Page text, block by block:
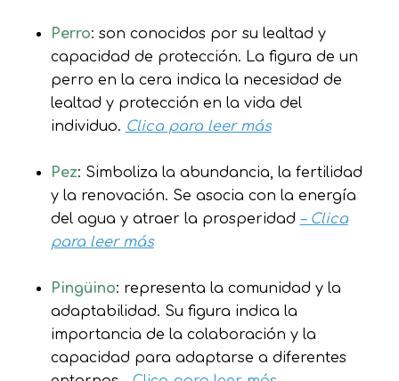
Perro: son conocidos por su lealtad y
capacidad de protección. La figura de un
perro en la cera indica la necesidad de
lealtad y protección en la vida del
individuo. Clica para leer más
Pez: Simboliza la abundancia, la fertilidad
y la renovación. Se asocia con la energía
del agua y atraer la prosperidad – Clica
para leer más
Pingüino: representa la comunidad y la
adaptabilidad. Su figura indica la
importancia de la colaboración y la
capacidad para adaptarse a diferentes